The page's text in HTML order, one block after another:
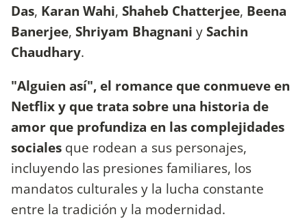
Das, Karan Wahi, Shaheb Chatterjee, Beena
Banerjee, Shriyam Bhagnani ySachin
Chaudhary.
"Alguien así", el romance que conmueve en
Netflix y que trata sobre una historia de
amor que profundiza en las complejidades
sociales que rodean a sus personajes,
incluyendo las presiones familiares, los
mandatos culturales y la lucha constante
entre la tradición y la modernidad.